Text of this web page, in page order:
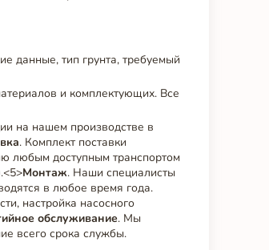
данные, тип грунта, требуемый
и комплектующих. Все
на нашем производстве в
. Комплект поставки
любым доступным транспортом
Монтаж. Наши специалисты
в любое время года.
настройка насосного
обслуживание. Мы
всего срока службы.